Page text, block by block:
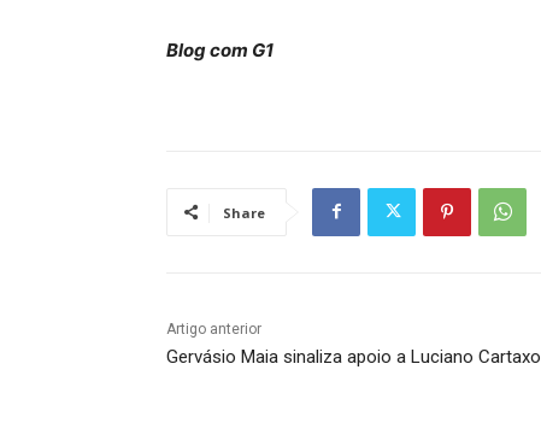
Blog com G1
Share
Artigo anterior
Gervásio Maia sinaliza apoio a Luciano Cartaxo